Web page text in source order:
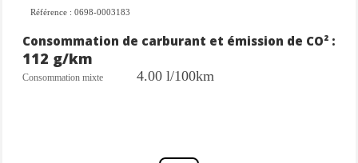
Assistant de démarrage en côte
Baguettes de pare-chocs AV et AR couleur carrosserie
BMW Live Cockpit Navigation Plus
Calandre avec encadrement en chrome et barreaux verticaux /diagonaux
Référence : 0698-0003183
Consommation de carburant et émission de CO² :
112 g/km
Consommation mixte 4.00 l/100km